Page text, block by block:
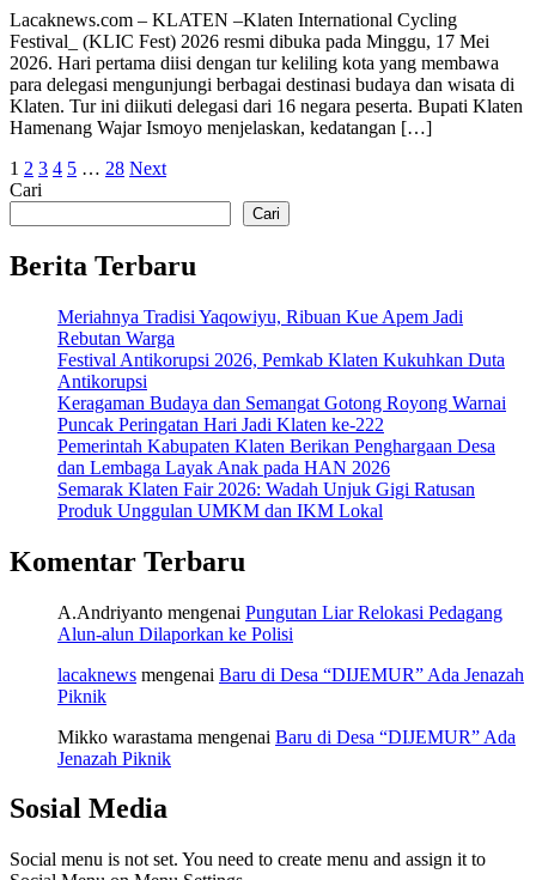
Lacaknews.com – KLATEN –Klaten International Cycling
Festival_ (KLIC Fest) 2026 resmi dibuka pada Minggu, 17 Mei
2026. Hari pertama diisi dengan tur keliling kota yang membawa
para delegasi mengunjungi berbagai destinasi budaya dan wisata di
Klaten. Tur ini diikuti delegasi dari 16 negara peserta. Bupati Klaten
Hamenang Wajar Ismoyo menjelaskan, kedatangan […]
Paginasi
pos
1 2 3 4 5 … 28 Next
Cari
Cari
Berita Terbaru
Meriahnya Tradisi Yaqowiyu, Ribuan Kue Apem Jadi
Rebutan Warga
Festival Antikorupsi 2026, Pemkab Klaten Kukuhkan Duta
Antikorupsi
Keragaman Budaya dan Semangat Gotong Royong Warnai
Puncak Peringatan Hari Jadi Klaten ke-222
Pemerintah Kabupaten Klaten Berikan Penghargaan Desa
dan Lembaga Layak Anak pada HAN 2026
Semarak Klaten Fair 2026: Wadah Unjuk Gigi Ratusan
Produk Unggulan UMKM dan IKM Lokal
Komentar Terbaru
A.Andriyanto mengenai Pungutan Liar Relokasi Pedagang
Alun-alun Dilaporkan ke Polisi
lacaknews mengenai Baru di Desa “DIJEMUR” Ada Jenazah
Piknik
Mikko warastama mengenai Baru di Desa “DIJEMUR” Ada
Jenazah Piknik
Sosial Media
Social menu is not set. You need to create menu and assign it to